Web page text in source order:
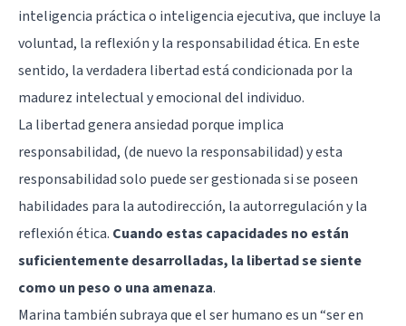
inteligencia práctica o inteligencia ejecutiva, que incluye la
voluntad, la reflexión y la responsabilidad ética. En este
sentido, la verdadera libertad está condicionada por la
madurez intelectual y emocional del individuo.
La libertad genera ansiedad porque implica
responsabilidad, (de nuevo la responsabilidad) y esta
responsabilidad solo puede ser gestionada si se poseen
habilidades para la autodirección, la autorregulación y la
reflexión ética. Cuando estas capacidades no están
suficientemente desarrolladas, la libertad se siente
como un peso o una amenaza.
Marina también subraya que el ser humano es un “ser en